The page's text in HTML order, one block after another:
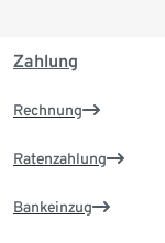
Zahlung
Rechnung
Ratenzahlung
Bankeinzug